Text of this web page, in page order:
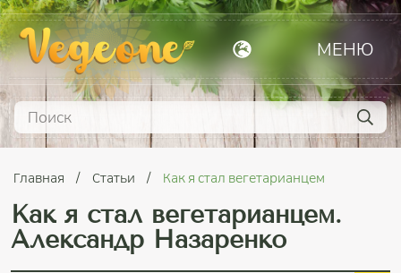
МЕНЮ
Главная Статьи Как я стал вегетарианцем
Как я стал вегетарианцем.
Александр Назаренко